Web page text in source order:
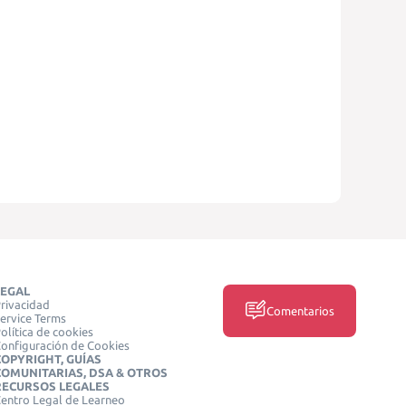
Terms
de cookies
de Cookies
GUÍAS
DSA & OTROS
LEGALES
Legal de Learneo
Comentarios